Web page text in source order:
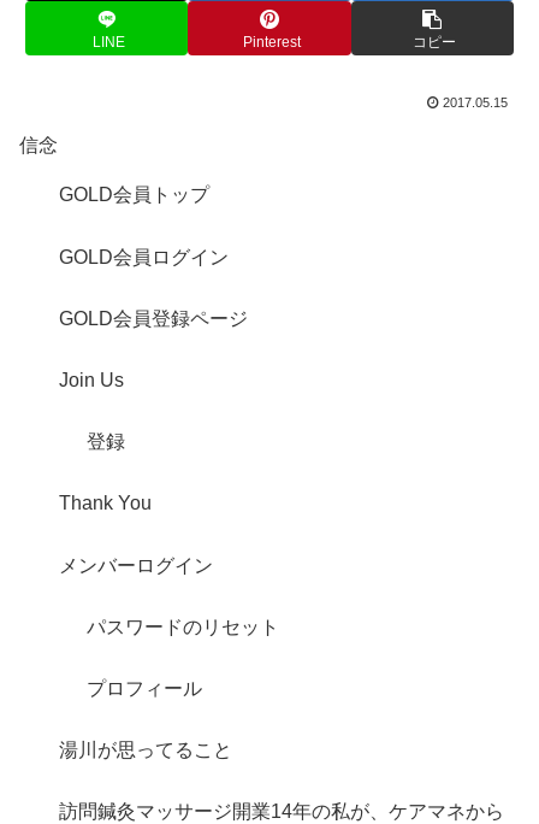
LINE Pinterest コピー
2017.05.15
信念
GOLD会員トップ
GOLD会員ログイン
GOLD会員登録ページ
Join Us
登録
Thank You
メンバーログイン
パスワードのリセット
プロフィール
湯川が思ってること
訪問鍼灸マッサージ開業14年の私が、ケアマネから